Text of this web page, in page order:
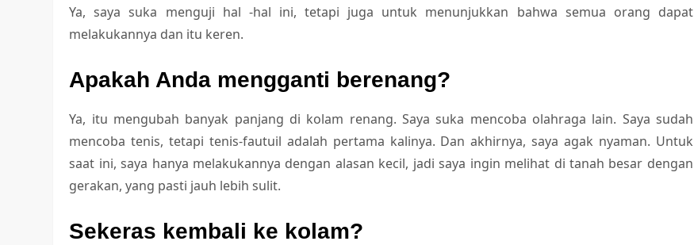
Ya, saya suka menguji hal -hal ini, tetapi juga untuk menunjukkan bahwa semua orang dapat
melakukannya dan itu keren.
Apakah Anda mengganti berenang?
Ya, itu mengubah banyak panjang di kolam renang. Saya suka mencoba olahraga lain. Saya sudah
mencoba tenis, tetapi tenis-fautuil adalah pertama kalinya. Dan akhirnya, saya agak nyaman. Untuk
saat ini, saya hanya melakukannya dengan alasan kecil, jadi saya ingin melihat di tanah besar dengan
gerakan, yang pasti jauh lebih sulit.
Sekeras kembali ke kolam?